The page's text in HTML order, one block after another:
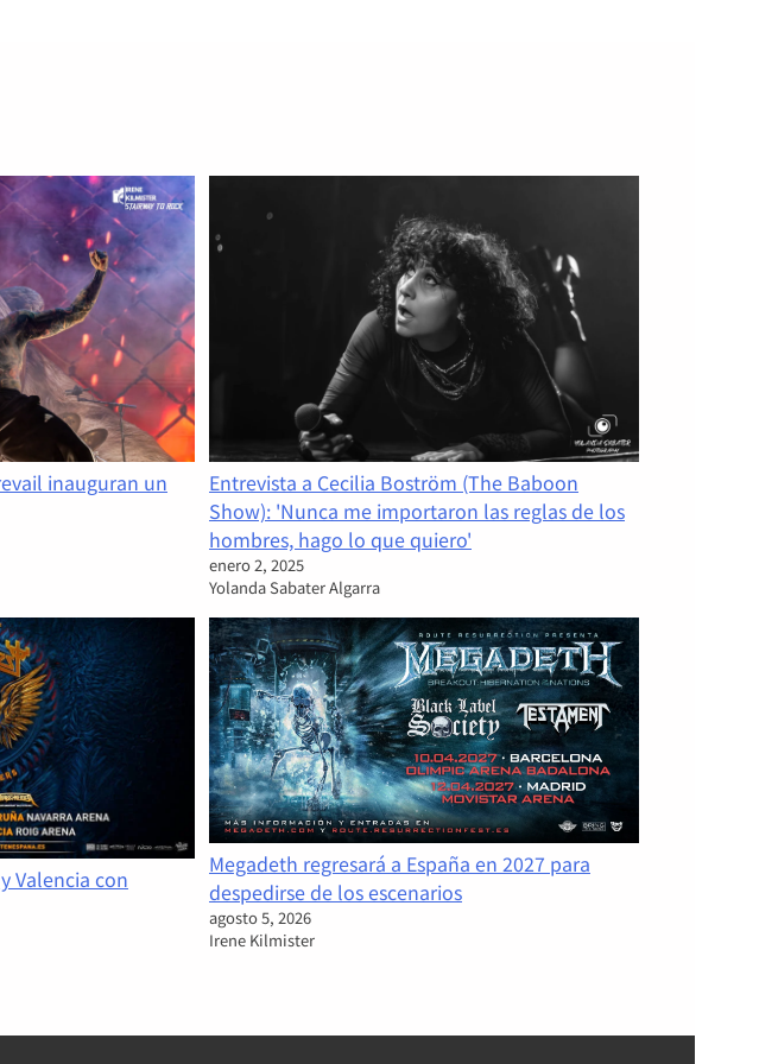
inauguran un
Entrevista a Cecilia Boström (The Baboon
Show): 'Nunca me importaron las reglas de los
hombres, hago lo que quiero'
enero 2, 2025
Yolanda Sabater Algarra
Valencia con
Megadeth regresará a España en 2027 para
despedirse de los escenarios
agosto 5, 2026
Irene Kilmister